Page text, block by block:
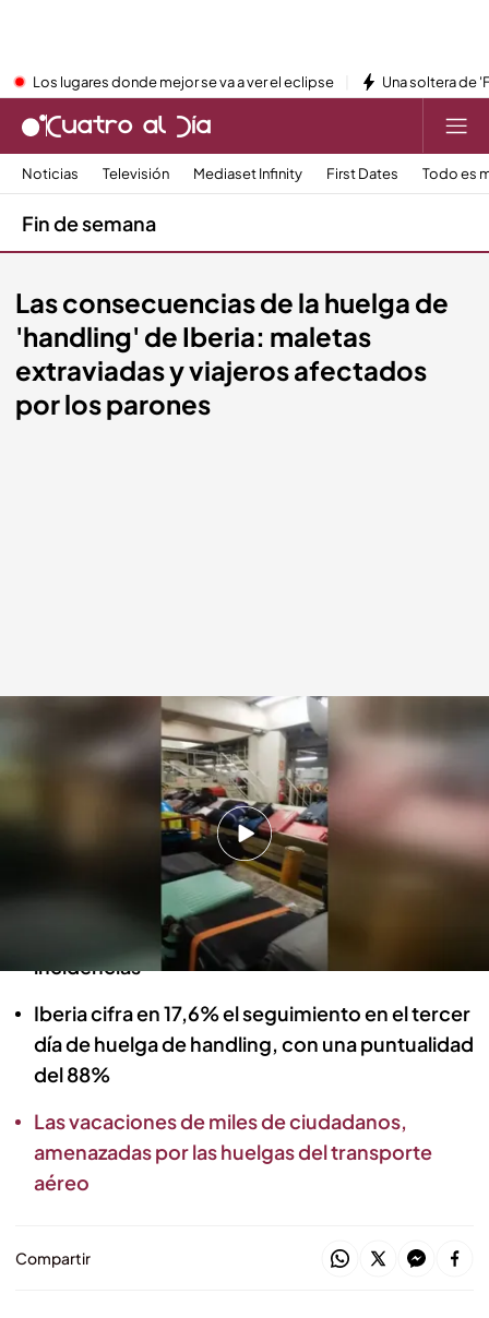
Los lugares donde mejor se va a ver el eclipse Una soltera de
Noticias Televisión Mediaset Infinity First Dates Todo es
Fin de semana
Las consecuencias de la huelga de
'handling' de Iberia: maletas
extraviadas y viajeros afectados
por los parones
La huelga de 'handling' arranca con normalidad en el principal día de la
operación retorno
Cuatro al día
07 ENE 2024 - 14:20h.
La huelga de 'handling' arranca con
normalidad en el principal día de la operación
retorno aunque se esperan importantes
incidencias
Iberia cifra en 17,6% el seguimiento en el tercer
día de huelga de handling, con una puntualidad
del 88%
Las vacaciones de miles de ciudadanos,
amenazadas por las huelgas del transporte
aéreo
Compartir